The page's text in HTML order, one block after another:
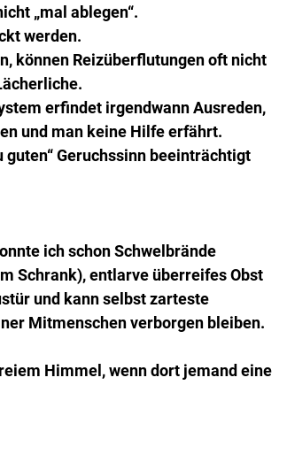
„mal ablegen“.
werden.
können Reizüberflutungen oft nicht
erfindet irgendwann Ausreden,
und man keine Hilfe erfährt.
guten“ Geruchssinn beeinträchtigt
ich schon Schwelbrände
Schrank), entlarve überreifes Obst
und kann selbst zarteste
Mitmenschen verborgen bleiben.
Himmel, wenn dort jemand eine